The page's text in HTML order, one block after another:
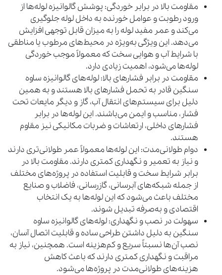
مقاومت بالا در برابر خوردگی: پوشش گالوانیزه لوله‌ها از
ورود رطوبت و عوامل خورنده به داخل لوله جلوگیری
می‌کند و عمر مفید لوله را به میزان قابل توجهی افزایش
می‌دهد. این ویژگی به‌ویژه در محیط‌های مرطوب یا مناطقی
با شرایط آب و هوایی سخت که معمولاً موجب خوردگی
لوله‌ها می‌شود، اهمیت زیادی دارد.
مقاومت در برابر فشارهای بالا: لوله‌های گالوانیزه ساوه
سنگین قادر به تحمل فشارهای بالا هستند و به همین
دلیل برای سیستم‌های انتقال آب، گاز و دیگر مایعات تحت
فشار، مناسب و ایمن می‌باشند. این لوله‌ها در برابر
فشارهای داخلی، ارتعاشات و ضربات مکانیکی نیز مقاوم
هستند.
دوام طولانی‌مدت: این لوله‌ها معمولاً عمر طولانی‌تری دارند
و نیاز به تعمیر و نگهداری کمتری دارند. مقاومت بالا در
برابر شرایط سخت و قابلیت استفاده در پروژه‌های مختلف
از جمله شبکه‌های آبرسانی، گازرسانی، فاضلاب و صنایع
مختلف باعث می‌شود که این لوله‌ها به یک انتخاب
اقتصادی و به‌صرفه تبدیل شوند.
سهولت در نصب و نگهداری: لوله‌های گالوانیزه ساوه
سنگین به دلیل داشتن طراحی ساده و قابلیت اتصال آسان،
نصب آن‌ها نسبتاً سریع و کم‌هزینه است. همچنین، نیاز به
مراقبت و نگهداری کمتری دارند که باعث کاهش
هزینه‌های طولانی‌مدت در پروژه‌ها می‌شود.